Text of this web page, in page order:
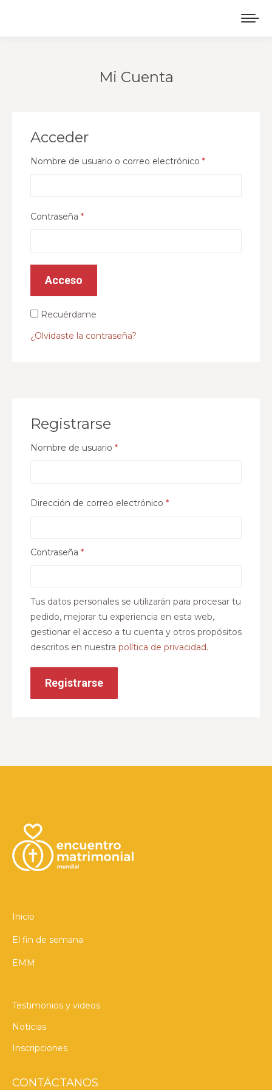
Mi Cuenta
Acceder
Nombre de usuario o correo electrónico *
Contraseña *
Acceso
Recuérdame
¿Olvidaste la contraseña?
Registrarse
Nombre de usuario *
Dirección de correo electrónico *
Contraseña *
Tus datos personales se utilizarán para procesar tu
pedido, mejorar tu experiencia en esta web,
gestionar el acceso a tu cuenta y otros propósitos
descritos en nuestra política de privacidad.
Registrarse
Inicio
El fin de semana
EMM
Testimonios y videos
Noticias
Inscripciones
CONTÁCTANOS